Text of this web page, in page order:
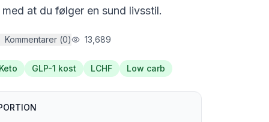
at du følger en sund livsstil.
Kommentarer (0) 13,689
Keto GLP-1 kost LCHF Low carb